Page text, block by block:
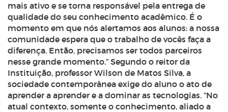
mais ativo e se torna responsável pela entrega de
qualidade do seu conhecimento acadêmico. É o
momento em que nós alertamos aos alunos: a nossa
comunidade espera que o trabalho de vocês faça a
diferença. Então, precisamos ser todos parceiros
nesse grande momento.” Segundo o reitor da
Instituição, professor Wilson de Matos Silva, a
sociedade contemporânea exige do aluno o ato de
aprender a aprender e a dominar as tecnologias. “No
atual contexto, somente o conhecimento, aliado a